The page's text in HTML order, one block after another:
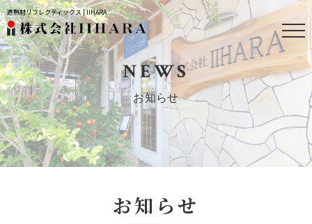
遮熱材リフレクティックス | IIHARA
NEWS
お知らせ
お知らせ